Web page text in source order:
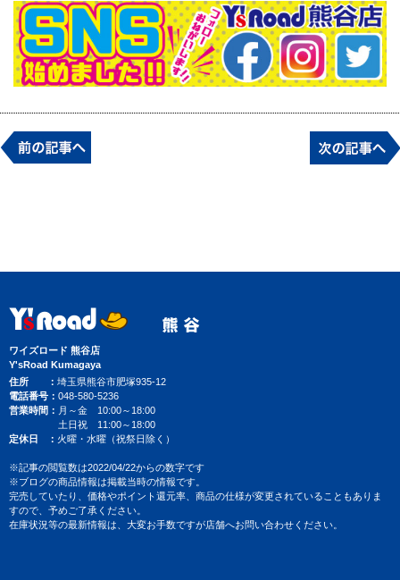
ワイズロード 熊谷店
Y'sRoad Kumagaya
住所
埼玉県熊谷市肥塚935-12
電話番号
048-580-5236
営業時間
月～金 10:00～18:00
土日祝 11:00～18:00
定休日
火曜・水曜（祝祭日除く）
※記事の閲覧数は2022/04/22からの数字です
※ブログの商品情報は掲載当時の情報です。
完売していたり、価格やポイント還元率、商品の仕様が変更されていることもありま
すので、予めご了承ください。
在庫状況等の最新情報は、大変お手数ですが店舗へお問い合わせください。